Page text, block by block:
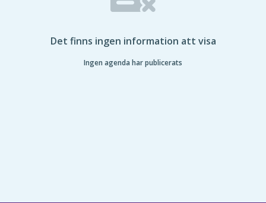
Det finns ingen information att visa
Ingen agenda har publicerats